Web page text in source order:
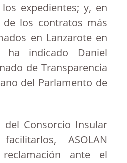
expedientes; y, en
los contratos más
en Lanzarote en
ha indicado Daniel
de Transparencia
del Parlamento de
del Consorcio Insular
ASOLAN
ante el